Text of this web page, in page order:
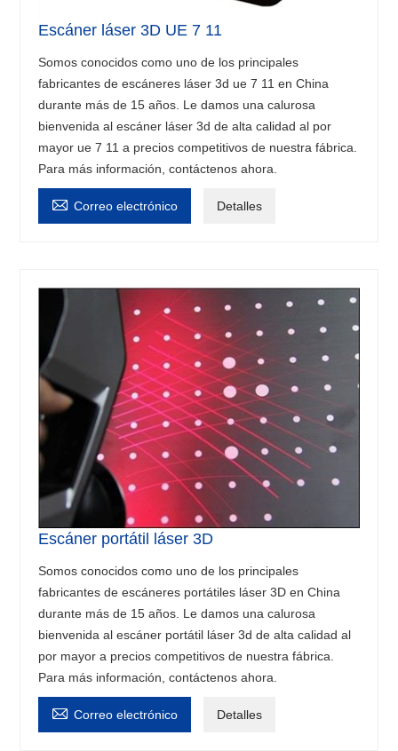
Escáner láser 3D UE 7 11
Somos conocidos como uno de los principales
fabricantes de escáneres láser 3d ue 7 11 en China
durante más de 15 años. Le damos una calurosa
bienvenida al escáner láser 3d de alta calidad al por
mayor ue 7 11 a precios competitivos de nuestra fábrica.
Para más información, contáctenos ahora.
 Correo electrónico Detalles
Escáner portátil láser 3D
Somos conocidos como uno de los principales
fabricantes de escáneres portátiles láser 3D en China
durante más de 15 años. Le damos una calurosa
bienvenida al escáner portátil láser 3d de alta calidad al
por mayor a precios competitivos de nuestra fábrica.
Para más información, contáctenos ahora.
 Correo electrónico Detalles